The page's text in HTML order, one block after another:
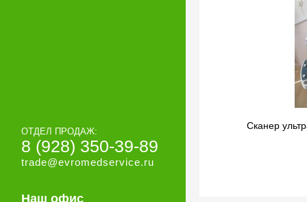
ОТДЕЛ ПРОДАЖ:
8 (928) 350-39-89
trade@evromedservice.ru
Наш офис
Сканер